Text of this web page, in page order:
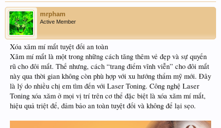
mrpham
Active Member
Xóa xăm mí mắt tuyệt đối an toàn
Xăm mí mắt là một trong những cách tăng thêm vẻ đẹp và sự quyến
rũ cho đôi mắt. Thế nhưng, cách “trang điểm vĩnh viễn” cho đôi mắt
này qua thời gian không còn phù hợp với xu hướng thẩm mỹ mới. Đây
là lý do nhiều chị em tìm đến với Laser Toning. Công nghệ Laser
Toning xóa xăm ở mọi vị trí trên cơ thể đặc biệt là xóa xăm mí mắt,
hiệu quả triệt để, đảm bảo an toàn tuyệt đối và không để lại sẹo.